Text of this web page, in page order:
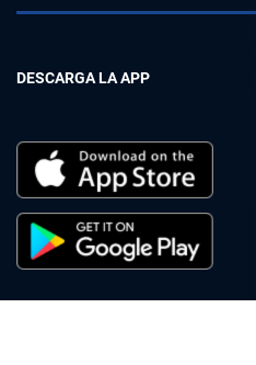
DESCARGA LA APP